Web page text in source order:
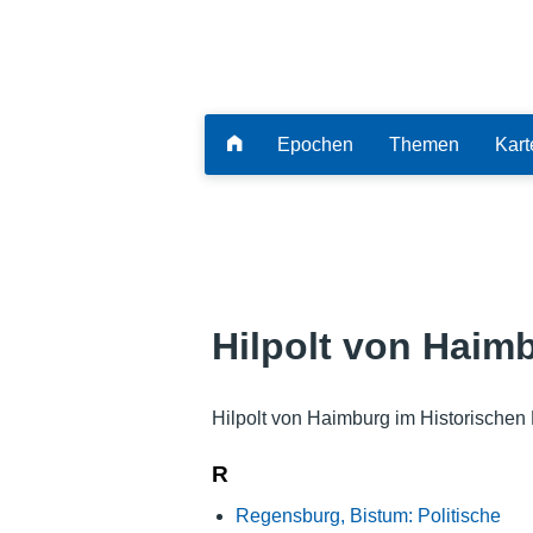
Epochen Themen
Hilpolt von
Hilpolt von Haimburg im Historischen
R
Regensburg, Bistum: Politische